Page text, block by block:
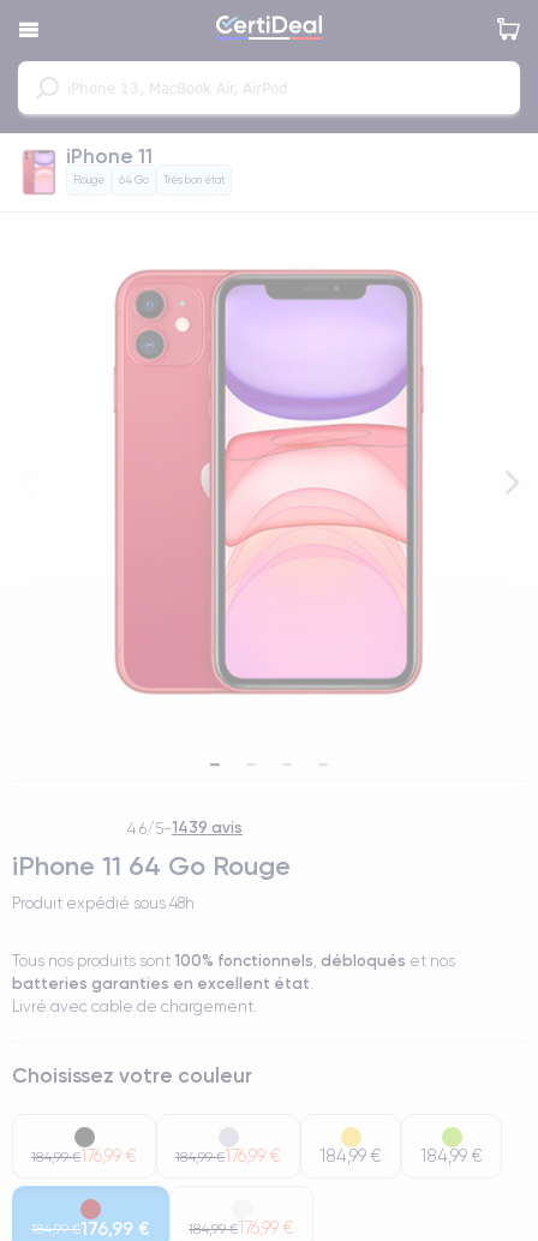
iPhone 11
Rouge 64 Go Très bon état
4.6/5-1439 avis
iPhone 11 64 Go Rouge
Produit expédié sous 48h
Tous nos produits sont 100% fonctionnels, débloqués et nos
batteries garanties en excellent état.
Livré avec cable de chargement.
Choisissez votre couleur
184,99 €176,99 € 184,99 €176,99 € 184,99 € 184,99 €
184,99 €176,99 € 184,99 €176,99 €